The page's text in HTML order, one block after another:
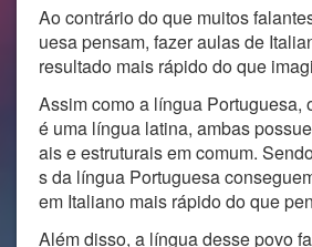
Ao contrário do que muitos
uesa pensam, fazer aulas de
resultado mais rápido do que
Assim como a língua Portuguesa,
é uma língua latina, ambas
ais e estruturais em comum.
s da língua Portuguesa
em Italiano mais rápido do que
Além disso, a língua desse povo